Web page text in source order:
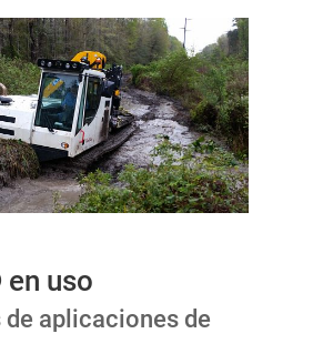
uso
de aplicaciones de